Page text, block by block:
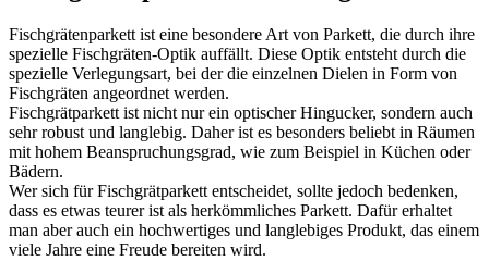
Fischgrätenparkett ist eine besondere Art von Parkett, die durch ihre
spezielle Fischgräten-Optik auffällt. Diese Optik entsteht durch die
spezielle Verlegungsart, bei der die einzelnen Dielen in Form von
Fischgräten angeordnet werden.
Fischgrätparkett ist nicht nur ein optischer Hingucker, sondern auch
sehr robust und langlebig. Daher ist es besonders beliebt in Räumen
mit hohem Beanspruchungsgrad, wie zum Beispiel in Küchen oder
Bädern.
Wer sich für Fischgrätparkett entscheidet, sollte jedoch bedenken,
dass es etwas teurer ist als herkömmliches Parkett. Dafür erhaltet
man aber auch ein hochwertiges und langlebiges Produkt, das einem
viele Jahre eine Freude bereiten wird.